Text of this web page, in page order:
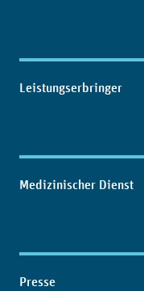
Leistungserbringer
Medizinischer Dienst
Presse